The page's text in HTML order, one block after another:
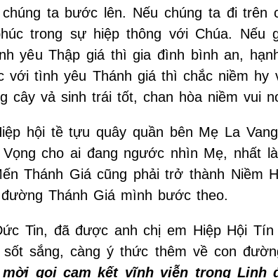
ta bước lên. Nếu chúng ta đi trên
trong sự hiệp thông với Chúa. Nếu
yêu Thập giá thì gia đình bình an,
với tình yêu Thánh giá thì chắc niềm hy
cây vả sinh trái tốt, chan hòa niềm vui
hội tề tựu quây quần bên Mẹ La
cho ai đang ngước nhìn Mẹ, nhất
Thánh Giá cũng phải trở thành Niềm
Thánh Giá mình bước theo.
Tin, đã được anh chị em Hiệp Hội
sắng, càng ý thức thêm về con
mời gọi cam kết vĩnh viễn trong Linh